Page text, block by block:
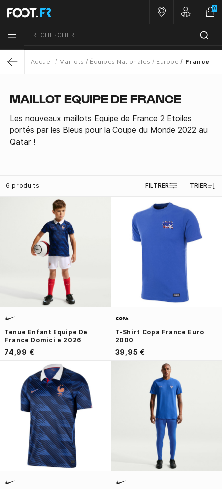
Menu list icon
RECHERCHER
Nos magasins
Customer
0
Accueil Maillots Équipes Nationales Europe France
MAILLOT EQUIPE DE FRANCE
Les nouveaux maillots Equipe de France 2 Etoiles
portés par les Bleus pour la Coupe du Monde 2022 au
Qatar !
6 produits FILTRER TRIER
Tenue Enfant Equipe De
France Domicile 2026
74,99 €
T-Shirt Copa France Euro
2000
39,95 €